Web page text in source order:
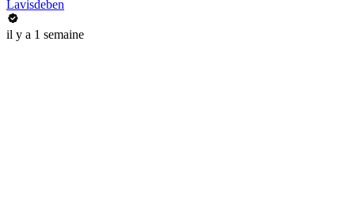
Lavisdeben
il y a 1 semaine